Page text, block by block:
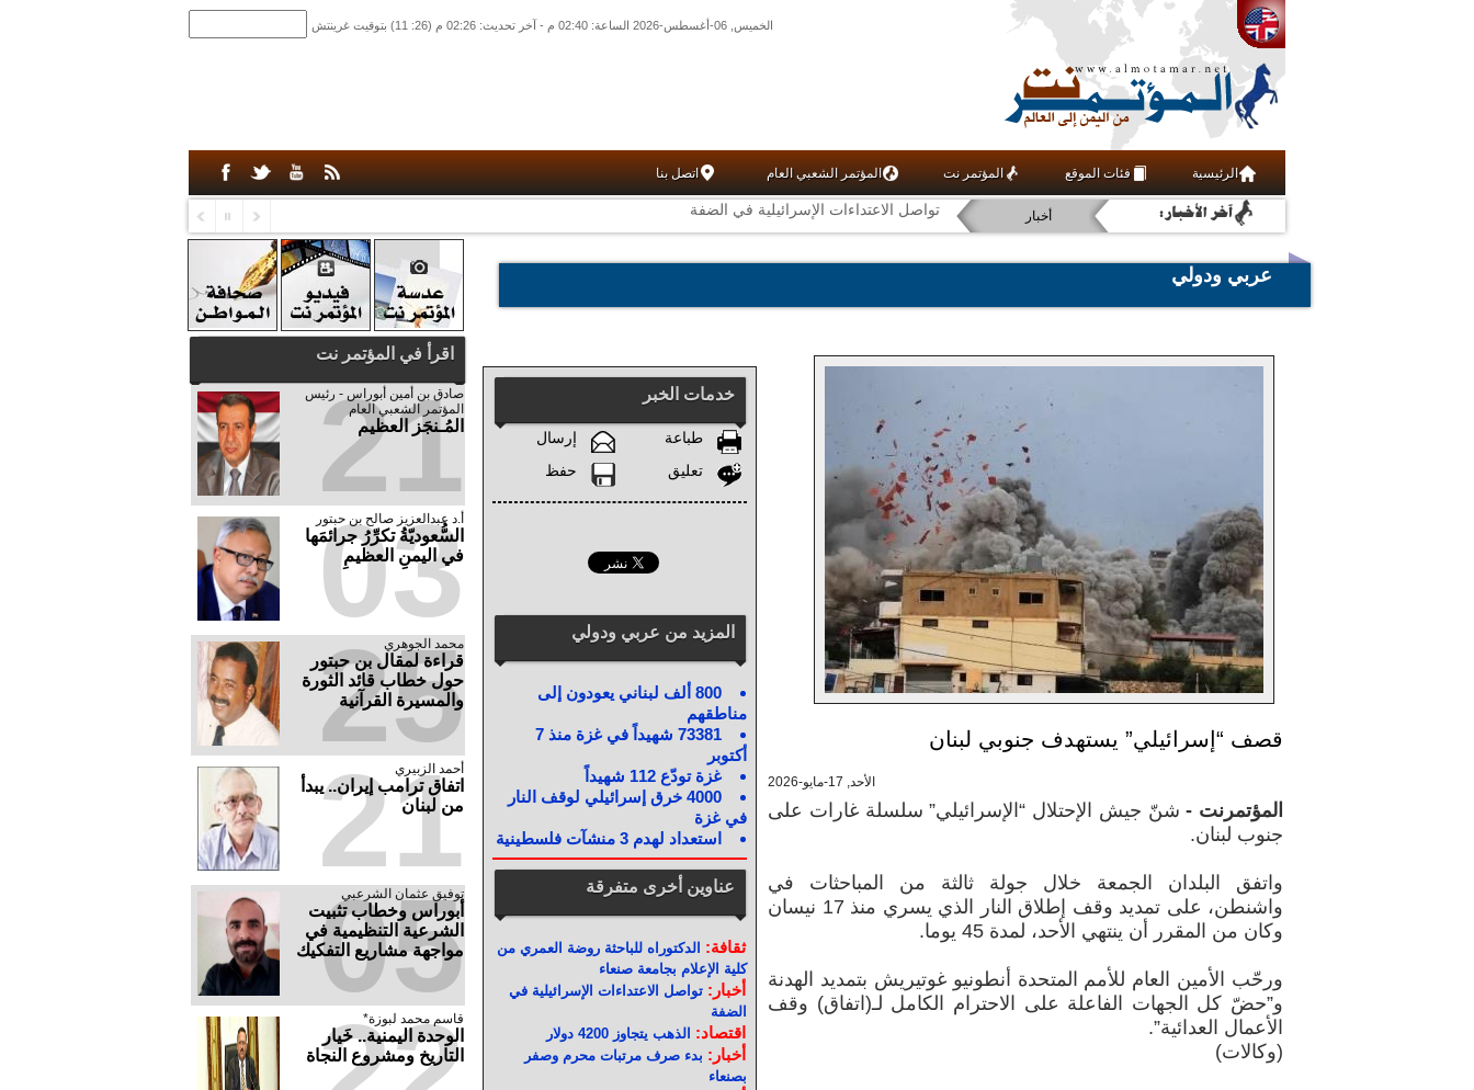
الخميس, 06-أغسطس-2026 الساعة: 02:40 م - آخر تحديث: 02:26 م (26: 11) بتوقيت غرينتش
الرئيسية فئات الموقع المؤتمر نت المؤتمر الشعبي العام اتصل بنا
اقتصاد
فنون ومنوعات
ثقافة
عربي ودولي
أخبار تواصل الاعتداءات الإسرائيلية في الضفة
عربي ودولي
خدمات الخبر
طباعة
إرسال
تعليق
حفظ
المزيد من عربي ودولي
800 ألف لبناني يعودون إلى
مناطقهم
73381 شهيداً في غزة منذ 7
أكتوبر
غزة تودّع 112 شهيداً
4000 خرق إسرائيلي لوقف النار
في غزة
استعداد لهدم 3 منشآت فلسطينية
عناوين أخرى متفرقة
ثقافة: الدكتوراه للباحثة روضة العمري من
كلية الإعلام بجامعة صنعاء
أخبار:تواصل الاعتداءات الإسرائيلية في
الضفة
اقتصاد: الذهب يتجاوز 4200 دولار
أخبار: بدء صرف مرتبات محرم وصفر
بصنعاء
قصف “إسرائيلي” يستهدف جنوبي لبنان
الأحد, 17-مايو-2026
المؤتمرنت - شنّ جيش الإحتلال “الإسرائيلي” سلسلة غارات على
جنوب لبنان.
واتفق البلدان الجمعة خلال جولة ثالثة من المباحثات في
واشنطن، على تمديد وقف إطلاق النار الذي يسري منذ 17 نيسان
وكان من المقرر أن ينتهي الأحد، لمدة 45 يوما.
ورحّب الأمين العام للأمم المتحدة أنطونيو غوتيريش بتمديد الهدنة
و”حضّ كل الجهات الفاعلة على الاحترام الكامل لـ(اتفاق) وقف
الأعمال العدائية”.
(وكالات)
اقرأ في المؤتمر نت
صادق‮ ‬بن‮ ‬أمين‮ ‬أبوراس - رئيس‮
‬المؤتمر‮ ‬الشعبي‮ ‬العام
المُـنجَز العظيم
21
أ.د عبدالعزيز صالح بن حبتور
السُّعوديّةُ تكرِّرُ جرائمَها
في اليمنِ العظيمِ
03
محمد الجوهري
قراءة لمقال بن حبتور
حول خطاب قائد الثورة
والمسيرة القرآنية
25
أحمد الزبيري
اتفاق ترامب إيران.. يبدأ
من لبنان
21
توفيق عثمان الشرعبي
أبوراس وخطاب تثبيت
الشرعية التنظيمية في
مواجهة مشاريع التفكيك
05
قاسم محمد لبوزة*
الوحدة اليمنية.. خَيار
التاريخ ومشروع النجاة